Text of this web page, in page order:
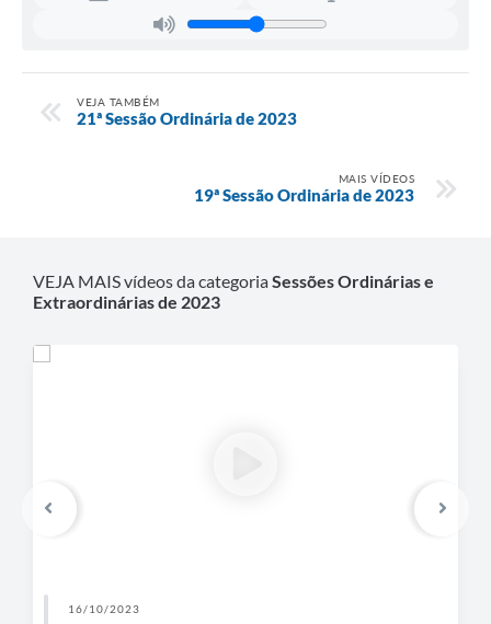
VEJA TAMBÉM
21ª Sessão Ordinária de 2023
MAIS VÍDEOS
19ª Sessão Ordinária de 2023
VEJA MAIS vídeos da categoriaSessões Ordinárias e
Extraordinárias de 2023
16/10/2023